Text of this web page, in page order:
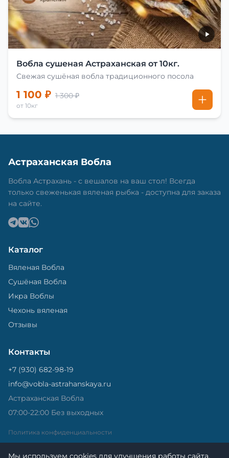
Вобла сушеная Астраханская от 10кг.
Свежая сушёная вобла традиционного посола
1 100 ₽ 1 300 ₽
от 10кг
Астраханская Вобла
Вобла Астрахань - с вешалов на ваш стол! Всегда
только свеженькая вяленая рыбка - доступна для заказа
на сайте.
Каталог
Вяленая Вобла
Сушёная Вобла
Икра Воблы
Чехонь вяленая
Отзывы
Контакты
+7 (930) 682-98-19
info@vobla-astrahanskaya.ru
Астраханская Вобла
07:00-22:00 Без выходных
Политика конфиденциальности
Мы используем cookies для улучшения работы сайта.